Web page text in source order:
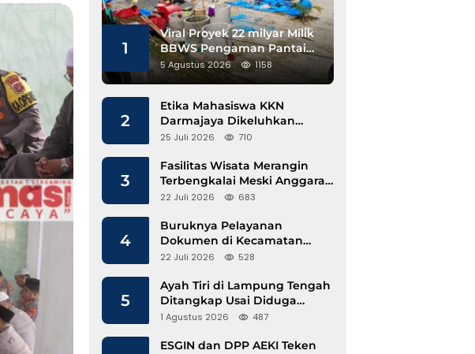
1
Viral Proyek 22 milyar Milik
BBWS Pengaman Pantai
Pesisir Barat Diduga
Gunakan Besi Banci
5 Agustus 2026 1158
2
Etika Mahasiswa KKN
Darmajaya Dikeluhkan
Kepala Pekon Sinar Jawa
25 Juli 2026 710
3
Fasilitas Wisata Merangin
Terbengkalai Meski Anggaran
Perawatan Terus Mengalir
22 Juli 2026 683
4
Buruknya Pelayanan
Dokumen di Kecamatan
Pangkalan Susu, Kinerja
22 Juli 2026 528
5
Ayah Tiri di Lampung Tengah
Ditangkap Usai Diduga
Hamili Anak di Bawah Umur
1 Agustus 2026 487
ESGIN dan DPP AEKI Teken